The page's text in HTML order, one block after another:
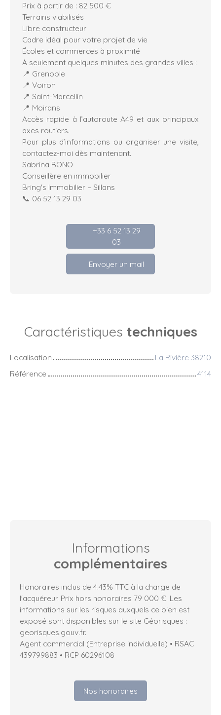
Prix à partir de : 82 500 €
Terrains viabilisés
Libre constructeur
Cadre idéal pour votre projet de vie
Écoles et commerces à proximité
À seulement quelques minutes des grandes villes :
📍 Grenoble
📍 Voiron
📍 Saint-Marcellin
📍 Moirans
Accès rapide à l’autoroute A49 et aux principaux
axes routiers.
Pour plus d’informations ou organiser une visite,
contactez-moi dès maintenant.
Sabrina BONO
Conseillère en immobilier
Bring's Immobilier – Sillans
📞 06 52 13 29 03
+33 6 52 13 29
03
Envoyer un mail
Caractéristiques techniques
Localisation
La Rivière 38210
Référence
4114
Informations
complémentaires
Honoraires inclus de 4.43% TTC à la charge de
l'acquéreur. Prix hors honoraires 79 000 €. Les
informations sur les risques auxquels ce bien est
exposé sont disponibles sur le site Géorisques :
georisques.gouv.fr.
Agent commercial (Entreprise individuelle) • RSAC
439799883 • RCP 60296108
Nos honoraires